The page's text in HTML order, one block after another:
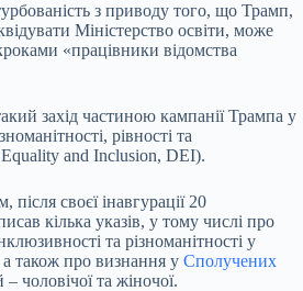
з приводу того, що Трамп,
Міністерство освіти, може
«працівники відомства
захід частиною кампанії Трампа у
рівності та
and Inclusion, DEI).
своєї інавгурації 20
кілька указів, у тому числі про
та різноманітності у
також про визнання у Сполучених
чоловічої та жіночої.